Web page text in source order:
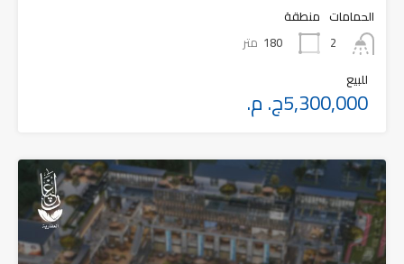
الحمامات
2
منطقة
180 متر
للبيع
5,300,000ج. م.